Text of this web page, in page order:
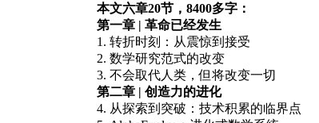
本文六章20节，8400多字：
第一章 | 革命已经发生
1. 转折时刻：从震惊到接受
2. 数学研究范式的改变
3. 不会取代人类，但将改变一切
第二章 | 创造力的进化
4. 从探索到突破：技术积累的临界点